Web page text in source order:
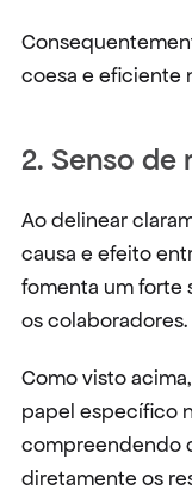
coesa e eficiente
2. Senso de
Ao delinear
causa e efeito
fomenta um forte
os colaboradores.
Como visto
papel específico
compreendendo
diretamente os